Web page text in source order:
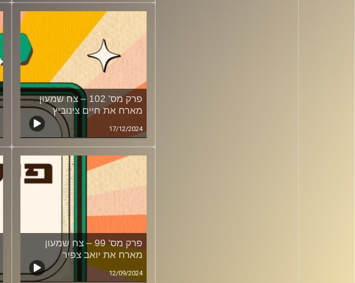
פרק מס' 102 – צח שמעון
מארח את חיים צינוביץ
17/12/2024
פרק מס' 99 – צח שמעון
מארח את יואב צפיר
12/09/2024